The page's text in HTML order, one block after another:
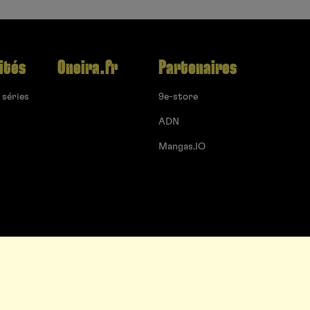
séries
Oneira.fr Partenaires
9e-store
ADN
Mangas.IO